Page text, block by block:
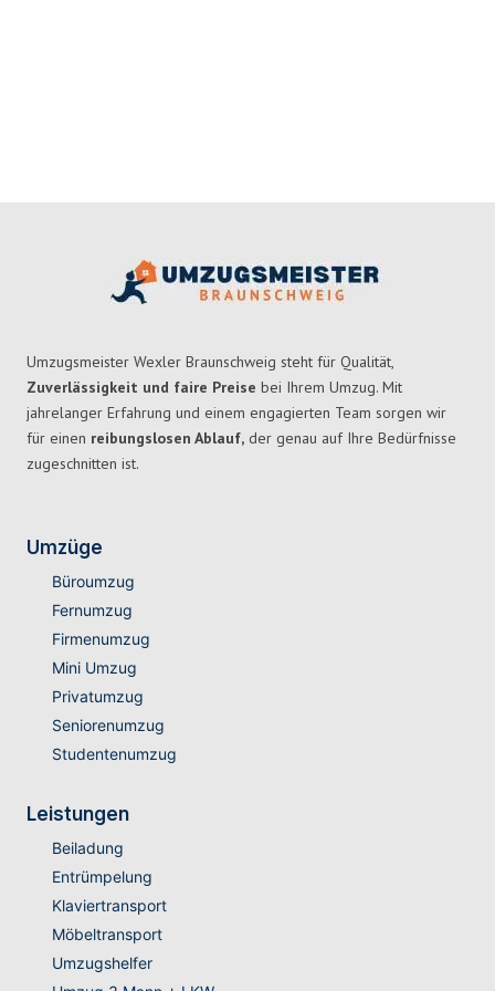
Umzugsmeister Wexler Braunschweig steht für Qualität,
Zuverlässigkeit und faire Preise bei Ihrem Umzug. Mit
jahrelanger Erfahrung und einem engagierten Team sorgen wir
für einen reibungslosen Ablauf, der genau auf Ihre Bedürfnisse
zugeschnitten ist.
Umzüge
Büroumzug
Fernumzug
Firmenumzug
Mini Umzug
Privatumzug
Seniorenumzug
Studentenumzug
Leistungen
Beiladung
Entrümpelung
Klaviertransport
Möbeltransport
Umzugshelfer